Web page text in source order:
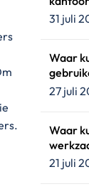
31 juli
Waar
27 juli
Waar
21 juli